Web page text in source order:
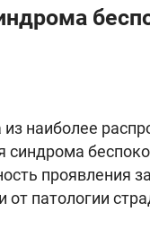
из наиболее
синдрома
проявления
от патологии